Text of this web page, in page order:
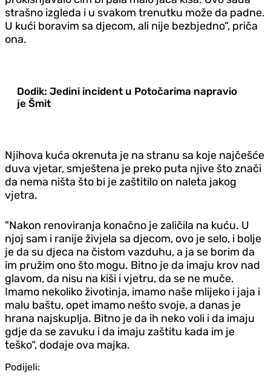
strašno izgleda i u svakom trenutku može da padne.
U kući boravim sa djecom, ali nije bezbjedno“, priča
ona.
Dodik: Jedini incident u Potočarima napravio
je Šmit
Njihova kuća okrenuta je na stranu sa koje najčešće
duva vjetar, smještena je preko puta njive što znači
da nema ništa što bi je zaštitilo on naleta jakog
vjetra.
"Nakon renoviranja konačno je zaličila na kuću. U
njoj sam i ranije živjela sa djecom, ovo je selo, i bolje
je da su djeca na čistom vazduhu, a ja se borim da
im pružim ono što mogu. Bitno je da imaju krov nad
glavom, da nisu na kiši i vjetru, da se ne muče.
Imamo nekoliko životinja, imamo naše mlijeko i jaja i
malu baštu, opet imamo nešto svoje, a danas je
hrana najskuplja. Bitno je da ih neko voli i da imaju
gdje da se zavuku i da imaju zaštitu kada im je
teško“, dodaje ova majka.
Podijeli: